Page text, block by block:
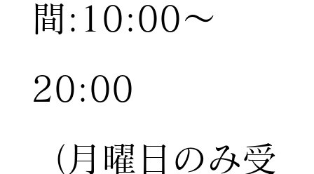
間:10:00〜
20:00
（月曜日のみ受